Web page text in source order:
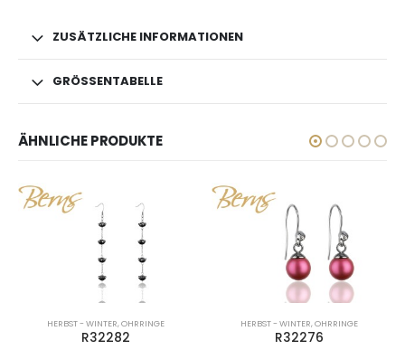
ZUSÄTZLICHE INFORMATIONEN
GRÖSSENTABELLE
ÄHNLICHE PRODUKTE
HERBST - WINTER,OHRRINGE
R32282
HERBST - WINTER,OHRRINGE
R32276